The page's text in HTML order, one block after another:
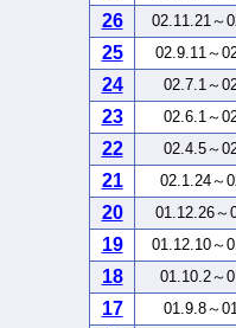
26 02.11.21～
25 02.9.11～
24 02.7.1～
23 02.6.1～
22 02.4.5～
21 02.1.24～
20 01.12.26～
19 01.12.10～
18 01.10.2～
17 01.9.8～